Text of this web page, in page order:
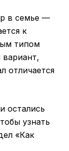
в семье —
к
типом
отличается
остались
узнать
«Как